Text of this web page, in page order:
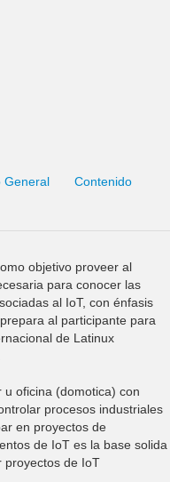
General Contenido
objetivo proveer al
para conocer las
al IoT, con énfasis
al participante para
de Latinux
oficina (domotica) con
procesos industriales
en proyectos de
de IoT es la base solida
proyectos de IoT